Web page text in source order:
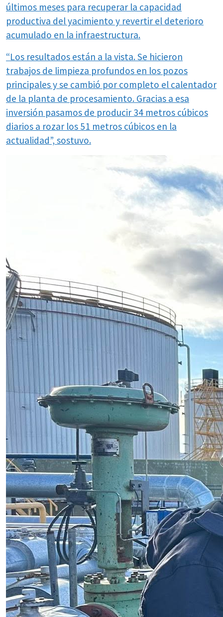
últimos meses para recuperar la capacidad
productiva del yacimiento y revertir el deterioro
acumulado en la infraestructura.
“Los resultados están a la vista. Se hicieron
trabajos de limpieza profundos en los pozos
principales y se cambió por completo el calentador
de la planta de procesamiento. Gracias a esa
inversión pasamos de producir 34 metros cúbicos
diarios a rozar los 51 metros cúbicos en la
actualidad”, sostuvo.